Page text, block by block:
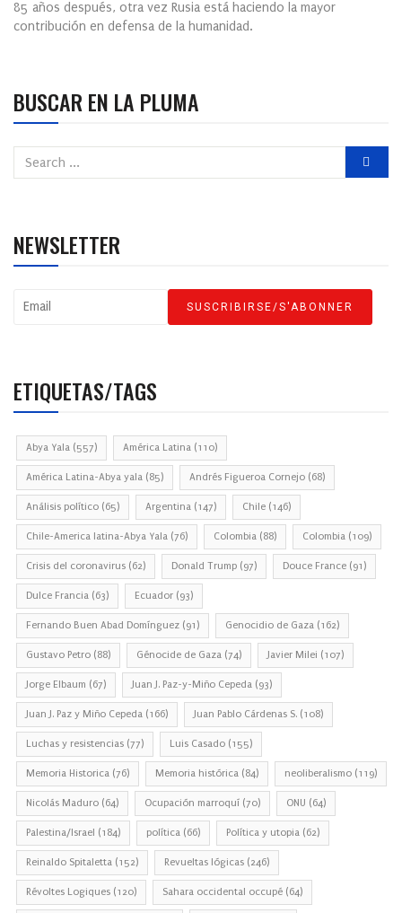
85 años después, otra vez Rusia está haciendo la mayor
contribución en defensa de la humanidad.
BUSCAR EN LA PLUMA
NEWSLETTER
ETIQUETAS/TAGS
Abya Yala (557) América Latina (110)
América Latina-Abya yala (85) Andrés Figueroa Cornejo (68)
Análisis político (65) Argentina (147) Chile (146)
Chile-America latina-Abya Yala (76) Colombia (88) Colombia (109)
Crisis del coronavirus (62) Donald Trump (97) Douce France (91)
Dulce Francia (63) Ecuador (93)
Fernando Buen Abad Domínguez (91) Genocidio de Gaza (162)
Gustavo Petro (88) Génocide de Gaza (74) Javier Milei (107)
Jorge Elbaum (67) Juan J. Paz-y-Miño Cepeda (93)
Juan J. Paz y Miño Cepeda (166) Juan Pablo Cárdenas S. (108)
Luchas y resistencias (77) Luis Casado (155)
Memoria Historica (76) Memoria histórica (84) neoliberalismo (119)
Nicolás Maduro (64) Ocupación marroquí (70) ONU (64)
Palestina/Israel (184) política (66) Política y utopia (62)
Reinaldo Spitaletta (152) Revueltas lógicas (246)
Révoltes Logiques (120) Sahara occidental occupé (64)